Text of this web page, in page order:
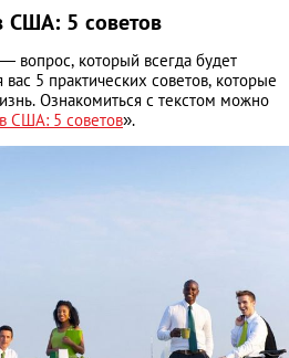
США: 5 советов
вопрос, который всегда будет
5 практических советов, которые
Ознакомиться с текстом можно
США: 5 советов».